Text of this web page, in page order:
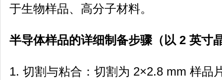
于生物样品、高分子材料。
半导体样品的详细制备步骤（以 2 英寸
1. 切割与粘合：切割为 2×2.8 mm 样品